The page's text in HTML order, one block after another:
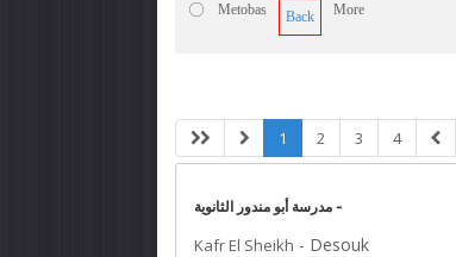
Metobas Back More
1 2 3 4
مدرسة أبو مندور الثانوية -
Kafr El Sheikh - Desouk